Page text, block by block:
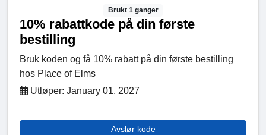
Brukt 1 ganger
10% rabattkode på din første
bestilling
Bruk koden og få 10% rabatt på din første bestilling
hos Place of Elms
Utløper: January 01, 2027
Avslør kode